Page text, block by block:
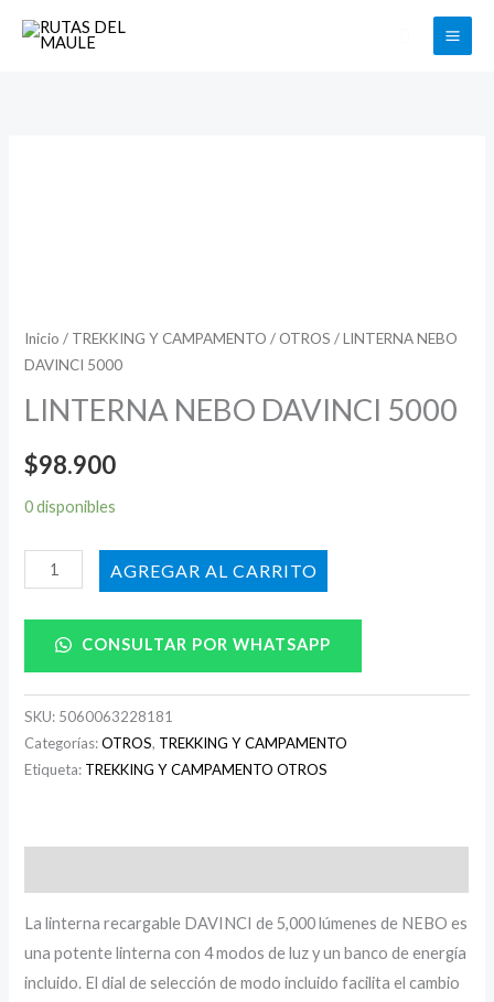
Buscar
Inicio / TREKKING Y CAMPAMENTO / OTROS / LINTERNA NEBO
DAVINCI 5000
LINTERNA NEBO DAVINCI 5000
$98.900
0 disponibles
AÑADIR AL CARRITO
CONSULTAR POR WHATSAPP
SKU: 5060063228181
Categorías:OTROS, TREKKING Y CAMPAMENTO
Etiqueta: TREKKING Y CAMPAMENTO OTROS
La linterna recargable DAVINCI de 5,000 lúmenes de NEBO es
una potente linterna con 4 modos de luz y un banco de energía
incluido. El dial de selección de modo incluido facilita el cambio